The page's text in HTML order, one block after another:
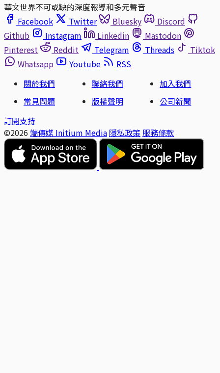
華文世界不可或缺的深度報導和多元聲音
Facebook
Twitter Bluesky
Discord
Github
Instagram Linkedin
Mastodon
Pinterest
Reddit Telegram Threads
Tiktok
Whatsapp
Youtube
RSS
關於我們
聯絡我們
加入我們
常見問題
版權聲明
公司新聞
訂閱支持
©2026 端傳媒 Initium Media 隱私政策 服務條款